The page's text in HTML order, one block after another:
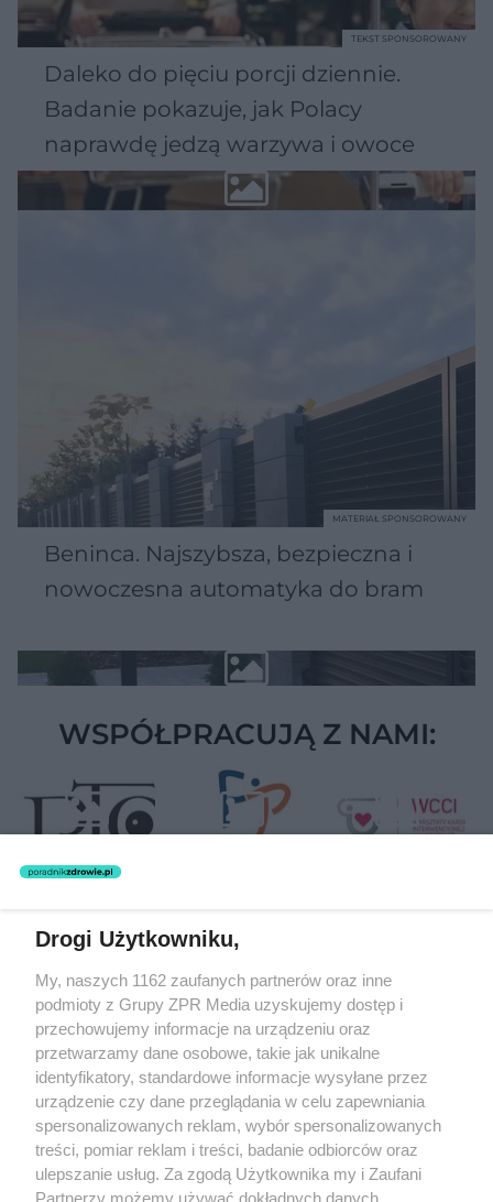
Daleko do pięciu porcji dziennie.
Badanie pokazuje, jak Polacy
naprawdę jedzą warzywa i owoce
TEKST SPONSOROWANY
Beninca. Najszybsza, bezpieczna i
nowoczesna automatyka do bram
MATERIAŁ SPONSOROWANY
WSPÓŁPRACUJĄ Z NAMI:
rozpowszechniany lub dalej rozpowszechniany w jakikolwiek sposób
(w tym także elektroniczny lub mechaniczny) na jakimkolwiek polu
eksploatacji w jakiejkolwiek formie, włącznie z umieszczaniem w
Internecie bez pisemnej zgody właściciela praw. Jakiekolwiek użycie
lub wykorzystanie utworów w całości lub w części z naruszeniem
prawa, tzn. bez właściwej zgody, jest zabronione pod groźbą kary i
może być ścigane prawnie.
Drogi Użytkowniku,
My, naszych 1162 zaufanych partnerów oraz inne
podmioty z Grupy ZPR Media uzyskujemy dostęp i
przechowujemy informacje na urządzeniu oraz
przetwarzamy dane osobowe, takie jak unikalne
identyfikatory, standardowe informacje wysyłane przez
urządzenie czy dane przeglądania w celu zapewniania
spersonalizowanych reklam, wybór spersonalizowanych
treści, pomiar reklam i treści, badanie odbiorców oraz
ulepszanie usług. Za zgodą Użytkownika my i Zaufani
Partnerzy możemy używać dokładnych danych